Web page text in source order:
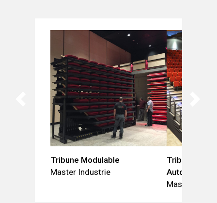
Tribune Modulable
Master Industrie
Tribune
Automatique
Master